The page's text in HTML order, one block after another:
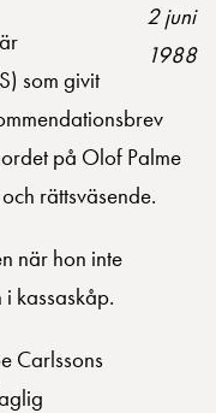
2 juni
1988
som givit
på Olof Palme
rättsväsende.
när hon inte
kassaskåp.
Carlssons